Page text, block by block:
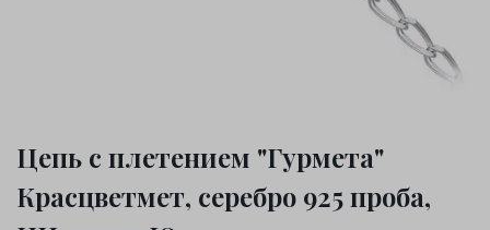
Цепь с плетением "Гурмета"
Красцветмет, серебро 925 проба,